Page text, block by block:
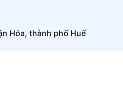
Hóa, thành phố Huế